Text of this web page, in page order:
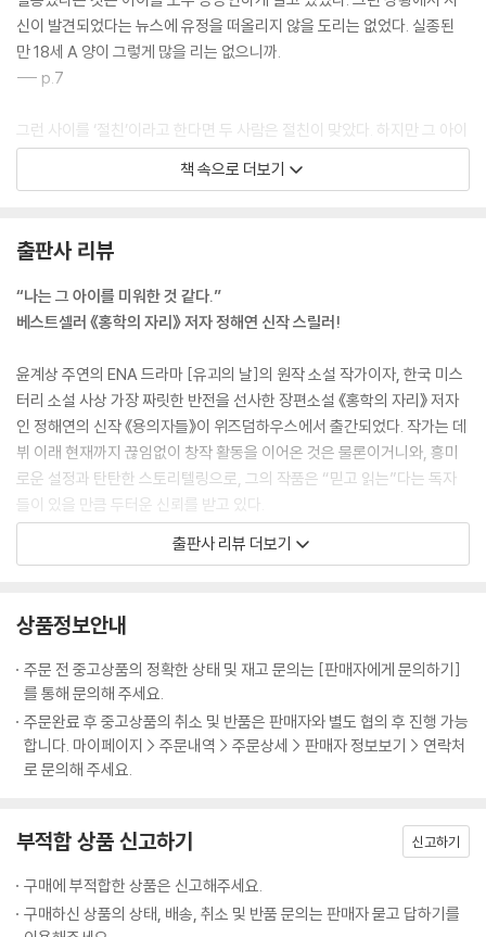
신이 발견되었다는 뉴스에 유정을 떠올리지 않을 도리는 없었다. 실종된
만 18세 A 양이 그렇게 많을 리는 없으니까.
--- p.7
그런 사이를 ‘절친’이라고 한다면 두 사람은 절친이 맞았다. 하지만 그 아이
가 죽기 직전, 아니 사라지기 직전에도 그랬을까를 생각하면 얼른 답이 나
유정을 힐난하는 듯한 어조가 되어 나왔다. 박동규의 표정은 금세 부드러
워졌다.
“알고 있어.”
--- p.20
하루아침에 세상이 뒤집힌다는 건 이런 걸 말하는 건지도 몰랐다.
월요일 아침부터 택시를 타고 출근했다. 평소라면 버스를 타고 학교 앞 정
류장에서 내려서 도보로 학교 앞까지 갔을 것이었다. 등교 지도를 하는 선
생님과 인사를 하고, 등교 중인 학생들에게 인사를 받으며 교무실로 향했
을 것이다. 하지만 오늘은 그럴 수 없었다. 어떻게 알았는지 주말 내내 기자
“그대로 학교 안으로 가주세요.”
옥은 조수석에 앉았다. 시동을 걸며 한진이 이죽거렸다.
“남편한테 경찰서까지 와서 거짓말이나 하게 하고 말이야. 아주 대단해?”
혜옥이 날카로운 눈으로 그를 노려보았다.
--- p.50
‘아버지에 대해서도 경찰이 조사를 해봐야 할 것 같네요. 부모라고 다 자식
그대로 휴대폰을 집어 던졌다. 손바닥으로 얼굴을 쓸어내렸다. 거칠한 손
바닥이 피부를 긁었다. 자기들이 뭘 아는가. 도대체 우리의 삶에 대해 무엇
책 속으로 더보기
출판사 리뷰
“나는 그 아이를 미워한 것 같다.”
베스트셀러 《홍학의 자리》 저자 정해연 신작 스릴러!
윤계상 주연의 ENA 드라마 [유괴의 날]의 원작 소설 작가이자, 한국 미스
터리 소설 사상 가장 짜릿한 반전을 선사한 장편소설 《홍학의 자리》 저자
인 정해연의 신작 《용의자들》이 위즈덤하우스에서 출간되었다. 작가는 데
뷔 이래 현재까지 끊임없이 창작 활동을 이어온 것은 물론이거니와, 흥미
로운 설정과 탄탄한 스토리텔링으로, 그의 작품은 “믿고 읽는”다는 독자
들이 있을 만큼 두터운 신뢰를 받고 있다.
《용의자들》은 여고생 현유정의 죽음을 시작으로, 용의자로 의심되는 주변
는 작가의 특장점을 그대로 간직한 데에 더해, 매 챕터마다 중심인물을 바
꾸면서 꼬리에 꼬리를 물고 이어지는 용의자 시점의 이야기로 쉴 틈 없이
흘러간다. 특히 사건이 선명하게 모습을 드러낼 때쯤이면 어김없이 폭탄처
럼 터지는 진실들로 인해, 독자들은 작품의 시작부터 끝까지 매 순간 날카
롭게 새겨지는 짜릿함과 심장을 조이는 긴장을 경험할 수 있을 것이다.
그러니 내가 가져야 할 죄책감 따위는 아무것도 없다.”
출판사 리뷰 더보기
상품정보안내
주문 전 중고상품의 정확한 상태 및 재고 문의는 [판매자에게 문의하기]
를 통해 문의해 주세요.
주문완료 후 중고상품의 취소 및 반품은 판매자와 별도 협의 후 진행 가능
합니다. 마이페이지 > 주문내역 > 주문상세 > 판매자 정보보기 > 연락처
로 문의해 주세요.
부적합 상품 신고하기 신고하기
구매에 부적합한 상품은 신고해주세요.
구매하신 상품의 상태, 배송, 취소 및 반품 문의는 판매자 묻고 답하기를